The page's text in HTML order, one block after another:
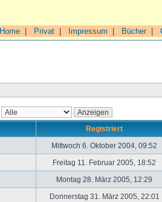
Home Privat Impressum Bücher|
Registriert
Mittwoch 6. Oktober 2004, 09:52
Freitag 11. Februar 2005, 18:52
Montag 28. März 2005, 12:29
Donnerstag 31. März 2005, 22:01